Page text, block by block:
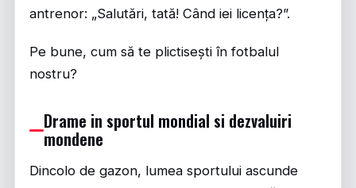
antrenor: „Salutări, tată! Când iei licența?”.
Pe bune, cum să te plictisești în fotbalul
nostru?
Drame in sportul mondial si dezvaluiri
mondene
Dincolo de gazon, lumea sportului ascunde